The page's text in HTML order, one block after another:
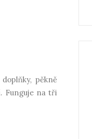
pěkně
Funguje na tři